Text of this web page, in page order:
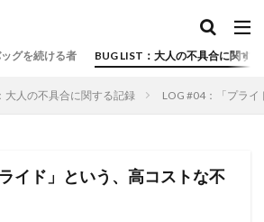
グを続ける者 BUG LIST：大人の不具合に関す
大人の不具合に関する記録 LOG #04：「プラ
イド」という、高コストな不